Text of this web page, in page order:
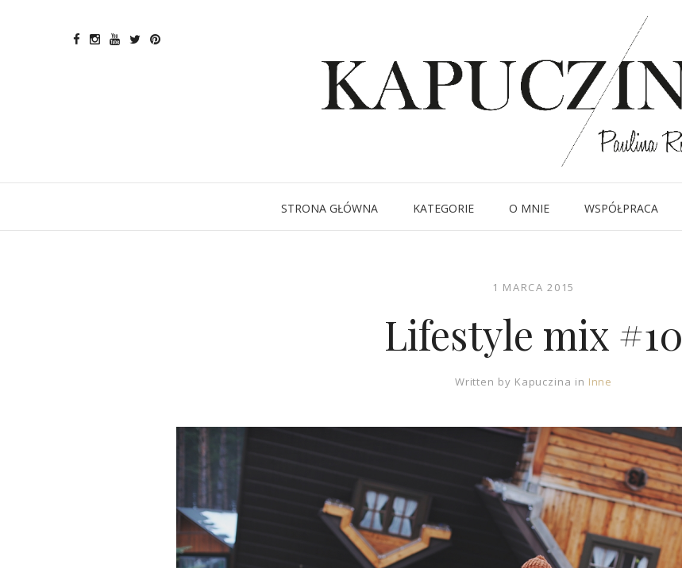
STRONA GŁÓWNA KATEGORIE O MNIE WSPÓŁPRACA
1 MARCA 2015
Lifestyle mix #10
Written by Kapuczina in Inne